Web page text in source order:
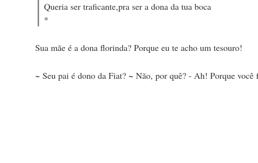
Queria ser traficante,pra ser a dona da tua boca
*
Sua mãe é a dona florinda? Porque eu te acho um tesouro!
~ Seu pai é dono da Fiat? ~ Não, por quê? - Ah! Porque